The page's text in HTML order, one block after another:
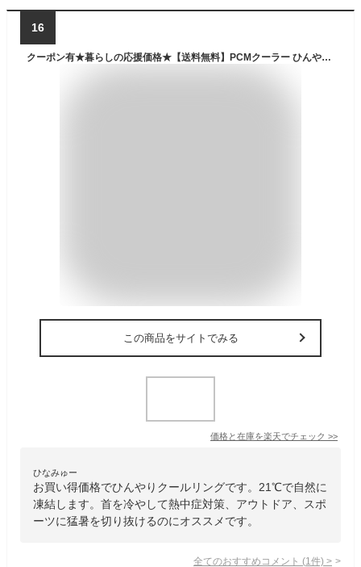
16
クーポン有★暮らしの応援価格★【送料無料】PCMクーラー ひんやり クールリング 夏 首元 ネッククーラー 首 冷やす 熱中症対策 暑さ対策 屋外 アウトドア スポーツ 屋外作業 運動会 通学 首 冷却 リング 冷感 男女兼用 メンズ レディース キッズ 子供 S M L ≪メール便≫
この商品をサイトでみる
価格と在庫を楽天でチェック >>
ひなみゅー
お買い得価格でひんやりクールリングです。21℃で自然に
凍結します。首を冷やして熱中症対策、アウトドア、スポ
ーツに猛暑を切り抜けるのにオススメです。
全てのおすすめコメント (1 件) >